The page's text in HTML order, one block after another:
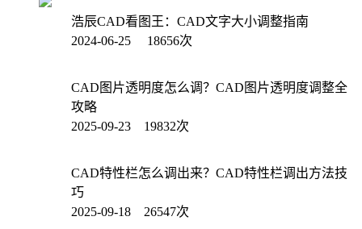
浩辰CAD看图王：CAD文字大小调整指南
2024-06-25 18656次
CAD图片透明度怎么调？CAD图片透明度调整全
攻略
2025-09-23 19832次
CAD特性栏怎么调出来？CAD特性栏调出方法技
巧
2025-09-18 26547次